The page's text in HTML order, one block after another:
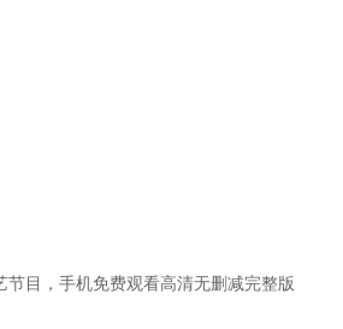
目，手机免费观看高清无删减完整版